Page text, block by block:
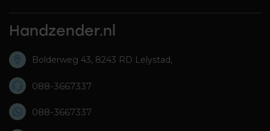
Handzender.nl
Bolderweg 43, 8243 RD Lelystad,
088-3667337
088-3667337